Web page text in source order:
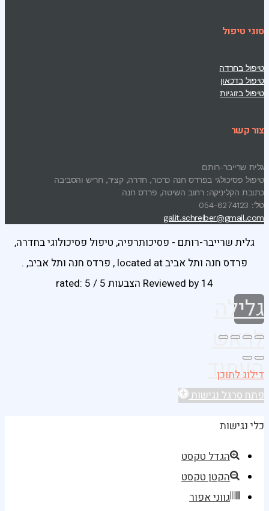
סוגי טיפול
טיפול בחרדה
טיפול בדכאון
טיפול בזוגיות
צור קשר
גלית שרייבר-רותם
טיפול פסיכולגי בפרדס חנה כרכור, חדרה, קציר, חריש והסביבה
כתובת הקליניקה: רחוב השיטה, פרדס חנה
טל': 054-6274123
galit.schreiber@gmail.com
גלית שרייבר-רותם - פסיכותרפיה, טיפול פסיכולוגי בחדרה,
פרדס חנה ותל אביב
, פרדס חנה ותל אביב,
.
Reviewed by 14 הצבעות 5 / 5
גלילה
לראש
העמוד
דילוג לתוכן
פתח סרגל נגישות
כלי נגישות
הגדל טקסט
הקטן טקסט
גווני אפור